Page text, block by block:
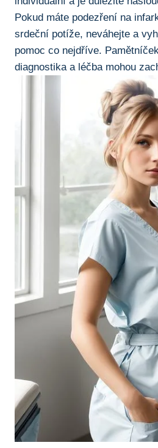
Pokud máte podezření na
srdeční potíže, neváhejte a
pomoc co nejdříve.
diagnostika a léčba mohou